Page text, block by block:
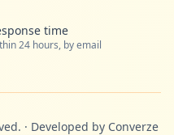
time
24 hours, by email
· Developed by Converze